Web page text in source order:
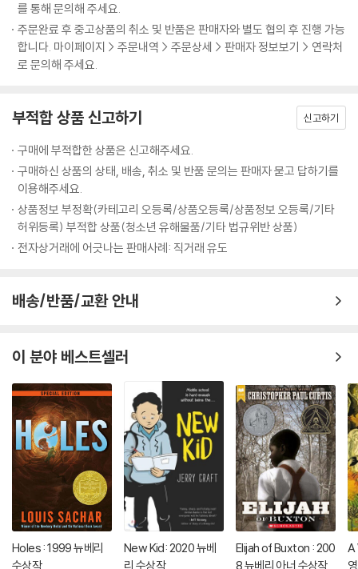
를 통해 문의해 주세요.
주문완료 후 중고상품의 취소 및 반품은 판매자와 별도 협의 후 진행 가능
합니다. 마이페이지 > 주문내역 > 주문상세 > 판매자 정보보기 > 연락처
로 문의해 주세요.
부적합 상품 신고하기 신고하기
구매에 부적합한 상품은 신고해주세요.
구매하신 상품의 상태, 배송, 취소 및 반품 문의는 판매자 묻고 답하기를
이용해주세요.
상품정보 부정확(카테고리 오등록/상품오등록/상품정보 오등록/기타
허위등록) 부적합 상품(청소년 유해물품/기타 법규위반 상품)
전자상거래에 어긋나는 판매사례: 직거래 유도
배송/반품/교환 안내
이 분야 베스트셀러
Holes : 1999 뉴베리
수상작
New Kid: 2020 뉴베
리 수상작
Elijah of Buxton : 200
8 뉴베리 아너 수상작
A